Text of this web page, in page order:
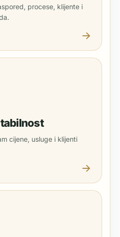
procese, klijente i
cijene, usluge i klijenti